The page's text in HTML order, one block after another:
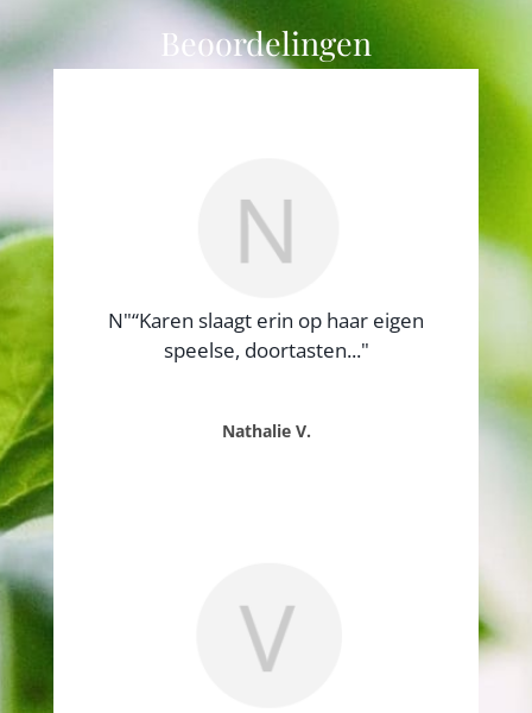
Beoordelingen
N"“Karen slaagt erin op haar eigen
speelse, doortasten..."
Nathalie V.